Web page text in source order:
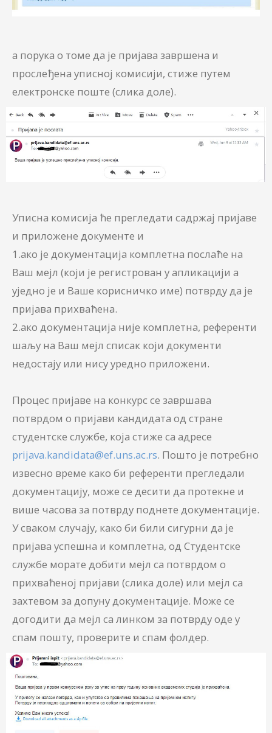
а порука о томе да је пријава завршена и
прослеђена уписној комисији, стиже путем
електронске поште (слика доле).
Уписна комисија ће прегледати садржај пријаве
и приложене документе и
1.ако је документација комплетна послаће на
Ваш мејл (који је регистрован у апликацији а
уједно је и Ваше корисничко име) потврду да је
пријава прихваћена.
2.ако документација није комплетна, референти
шаљу на Ваш мејл списак који документи
недостају или нису уредно приложени.
Процес пријаве на конкурс се завршава
потврдом о пријави кандидата од стране
студентске службе, која стиже са адресе
prijava.kandidata@ef.uns.ac.rs. Пошто је потребно
извесно време како би референти прегледали
документацију, може се десити да протекне и
више часова за потврду поднете документације.
У сваком случају, како би били сигурни да је
пријава успешна и комплетна, од Студентске
службе морате добити мејл са потврдом о
прихваћеној пријави (слика доле) или мејл са
захтевом за допуну документације. Може се
догодити да мејл са линком за потврду оде у
спам пошту, проверите и спам фолдер.